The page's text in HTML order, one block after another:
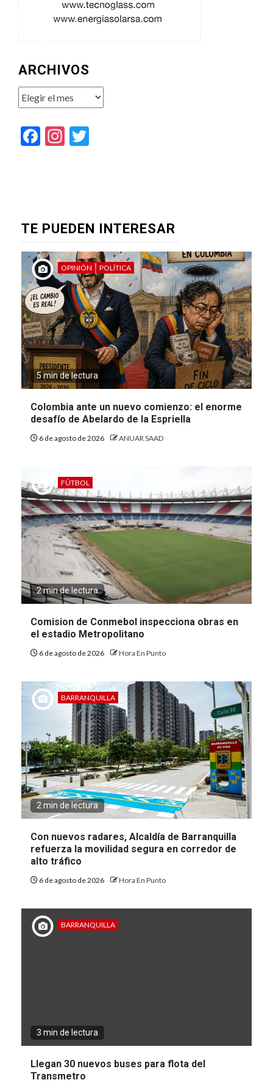
ARCHIVOS
Archivos
Facebook
Instagram
TE PUEDEN INTERESAR
OPINIÓN POLÍTICA
5 min de lectura
Colombia ante un nuevo comienzo: el enorme
desafío de Abelardo de la Espriella
6 de agosto de 2026 ANUAR SAAD
FÚTBOL
2 min de lectura
Comision de Conmebol inspecciona obras en
el estadio Metropolitano
6 de agosto de 2026 Hora En Punto
BARRANQUILLA
2 min de lectura
Con nuevos radares, Alcaldía de Barranquilla
refuerza la movilidad segura en corredor de
alto tráfico
6 de agosto de 2026 Hora En Punto
BARRANQUILLA
3 min de lectura
Llegan 30 nuevos buses para flota del
Transmetro